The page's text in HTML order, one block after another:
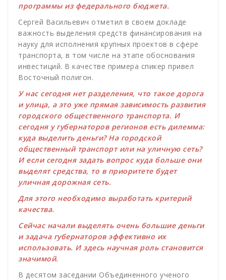
программы из федерального бюджета.
Сергей Васильевич отметил в своем докладе
важность выделения средств финансирования на
науку для исполнения крупных проектов в сфере
транспорта, в том числе на этапе обоснования
инвестиций. В качестве примера спикер привел
Восточный полигон.
У нас сегодня нет разделения, что такое дорога
и улица, а это уже прямая зависимость развития
городского общественного транспорта. И
сегодня у губернаторов регионов есть дилемма:
куда выделить деньги? На городской
общественный транспорт или на уличную сеть?
И если сегодня задать вопрос куда больше они
выделят средства, то в приоритете будет
уличная дорожная сеть.
Для этого необходимо выработать критерий
качества.
Сейчас начали выделять очень большие деньги
и задача губернаторов эффективно их
использовать. И здесь научная роль становится
значимой.
В десятом заседании Объединенного ученого